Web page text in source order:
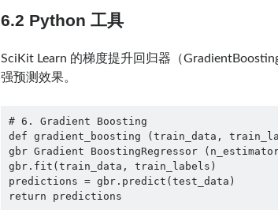
6.2 Python 工具
SciKit Learn 的梯度提升回归器（
强预测效果。
# 6. Gradient Boosting
def gradient_boosting (train_data,
gbr Gradient BoostingRegressor
gbr.fit(train_data, train_labels)
predictions = gbr.predict(test_data)
return predictions